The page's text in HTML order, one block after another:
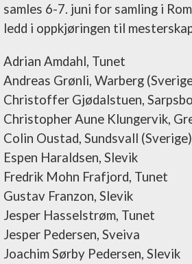
samles 6-7. juni for samling i
ledd i oppkjøringen til
Adrian Amdahl, Tunet
Andreas Grønli, Warberg
Christoffer Gjødalstuen,
Christopher Aune Klungervik,
Colin Oustad, Sundsvall (Sverige)
Espen Haraldsen, Slevik
Fredrik Mohn Frafjord, Tunet
Gustav Franzon, Slevik
Jesper Hasselstrøm, Tunet
Jesper Pedersen, Sveiva
Joachim Sørby Pedersen, Slevik